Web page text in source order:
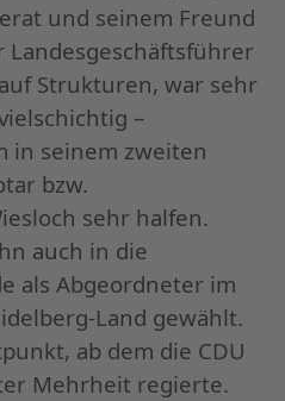
und seinem Freund
Landesgeschäftsführer
Strukturen, war sehr
–
in seinem zweiten
bzw.
sehr halfen.
auch in die
als Abgeordneter im
Land gewählt.
ab dem die CDU
Mehrheit regierte.